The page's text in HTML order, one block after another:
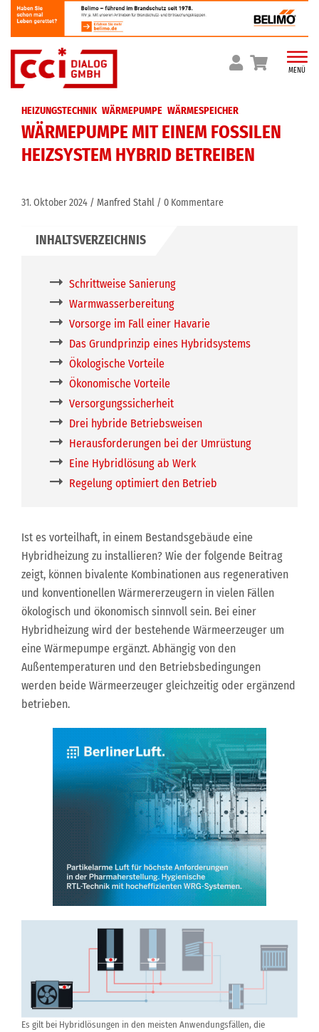
Skip
to
content
MENÜ
HEIZUNGSTECHNIK WÄRMEPUMPE WÄRMESPEICHER
WÄRMEPUMPE MIT EINEM FOSSILEN
HEIZSYSTEM HYBRID BETREIBEN
31. Oktober 2024 Manfred Stahl 0 Kommentare
Schrittweise Sanierung
Warmwasserbereitung
Vorsorge im Fall einer Havarie
Das Grundprinzip eines Hybridsystems
Ökologische Vorteile
Ökonomische Vorteile
Versorgungssicherheit
Drei hybride Betriebsweisen
Herausforderungen bei der Umrüstung
Eine Hybridlösung ab Werk
Regelung optimiert den Betrieb
Ist es vorteilhaft, in einem Bestandsgebäude eine
Hybridheizung zu installieren? Wie der folgende Beitrag
zeigt, können bivalente Kombinationen aus regenerativen
und konventionellen Wärmererzeugern in vielen Fällen
ökologisch und ökonomisch sinnvoll sein. Bei einer
Hybridheizung wird der bestehende Wärmeerzeuger um
eine Wärmepumpe ergänzt. Abhängig von den
Außentemperaturen und den Betriebsbedingungen
werden beide Wärmeerzeuger gleichzeitig oder ergänzend
betrieben.
Es gilt bei Hybridlösungen in den meisten Anwendungsfällen, die